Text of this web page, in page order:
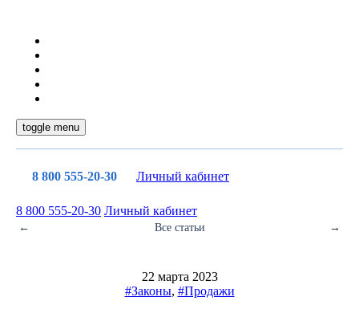
toggle menu
8 800 555-20-30 Личный кабинет
8 800 555-20-30 Личный кабинет
← Все статьи →
22 марта 2023
#Законы, #Продажи